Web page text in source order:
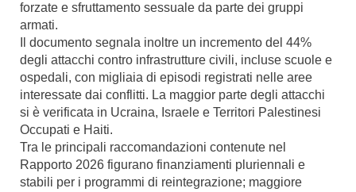
forzate e sfruttamento sessuale da parte dei gruppi
armati.
Il documento segnala inoltre un incremento del 44%
degli attacchi contro infrastrutture civili, incluse scuole e
ospedali, con migliaia di episodi registrati nelle aree
interessate dai conflitti. La maggior parte degli attacchi
si è verificata in Ucraina, Israele e Territori Palestinesi
Occupati e Haiti.
Tra le principali raccomandazioni contenute nel
Rapporto 2026 figurano finanziamenti pluriennali e
stabili per i programmi di reintegrazione; maggiore